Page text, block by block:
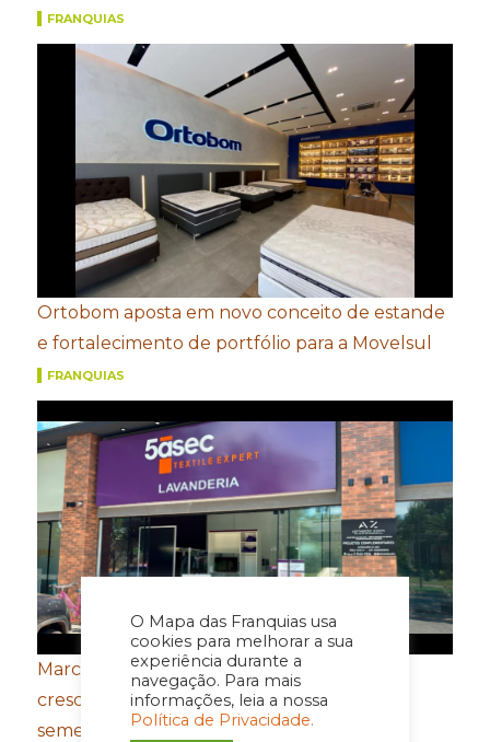
O Mapa das Franquias usa
cookies para melhorar a sua
experiência durante a
navegação. Para mais
informações, leia a nossa
Política de Privacidade.
FRANQUIAS
Ortobom aposta em novo conceito de estande
e fortalecimento de portfólio para a Movelsul
FRANQUIAS
Marcas do Grupo FROTH registram
crescimento de dois dígitos no primeiro
semestre